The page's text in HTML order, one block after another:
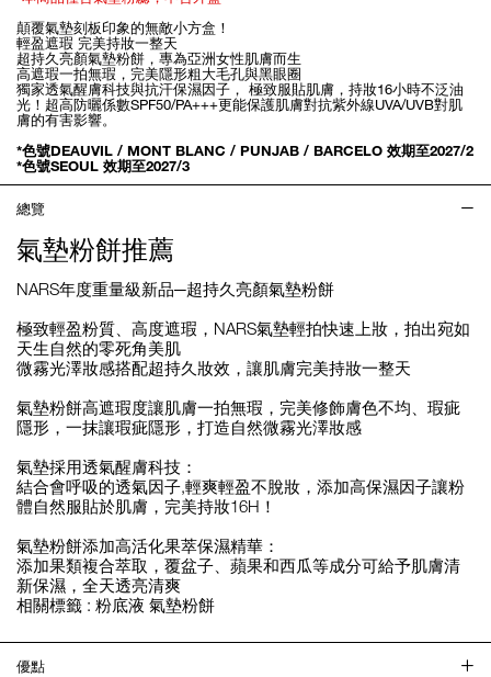
顛覆氣墊刻板印象的無敵小方盒！
輕盈遮瑕 完美持妝一整天
超持久亮顏氣墊粉餅，專為亞洲女性肌膚而生
高遮瑕一拍無瑕，完美隱形粗大毛孔與黑眼圈
獨家透氣醒膚科技與抗汗保濕因子， 極致服貼肌膚，持妝16小時不泛油
光！超高防曬係數SPF50/PA+++更能保護肌膚對抗紫外線UVA/UVB對肌
膚的有害影響。
*色號DEAUVIL / MONT BLANC / PUNJAB / BARCELO 效期至2027/2
*色號SEOUL 效期至2027/3
總覽
氣墊粉餅推薦
NARS年度重量級新品─超持久亮顏氣墊粉餅
極致輕盈粉質、高度遮瑕，NARS氣墊輕拍快速上妝，拍出宛如
天生自然的零死角美肌
微霧光澤妝感搭配超持久妝效，讓肌膚完美持妝一整天
氣墊粉餅高遮瑕度讓肌膚一拍無瑕，完美修飾膚色不均、瑕疵
隱形，一抹讓瑕疵隱形，打造自然微霧光澤妝感
氣墊採用透氣醒膚科技：
結合會呼吸的透氣因子,輕爽輕盈不脫妝，添加高保濕因子讓粉
體自然服貼於肌膚，完美持妝16H！
氣墊粉餅添加高活化果萃保濕精華：
添加果類複合萃取，覆盆子、蘋果和西瓜等成分可給予肌膚清
新保濕，全天透亮清爽
相關標籤 : 粉底液 氣墊粉餅
優點